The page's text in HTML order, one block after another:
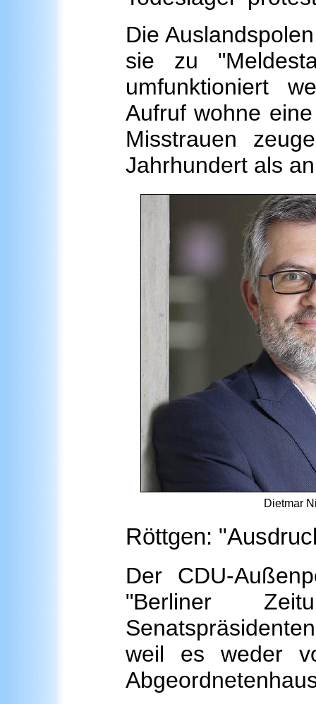
Die
sie zu
umfunktioniert
Aufruf wohne
Misstrauen
Jahrhundert als
Dietmar
Röttgen:
Der CDU-
"Berliner
weil es weder